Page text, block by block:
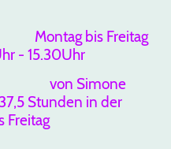
bis Freitag
Simone
Stunden in der
bis Freitag